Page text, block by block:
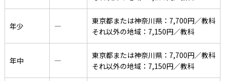
年少 ―
東京都または神奈川県：7,700円／教科
それ以外の地域：7,150円／教科
年中 ―
東京都または神奈川県：7,700円／教科
それ以外の地域：7,150円／教科